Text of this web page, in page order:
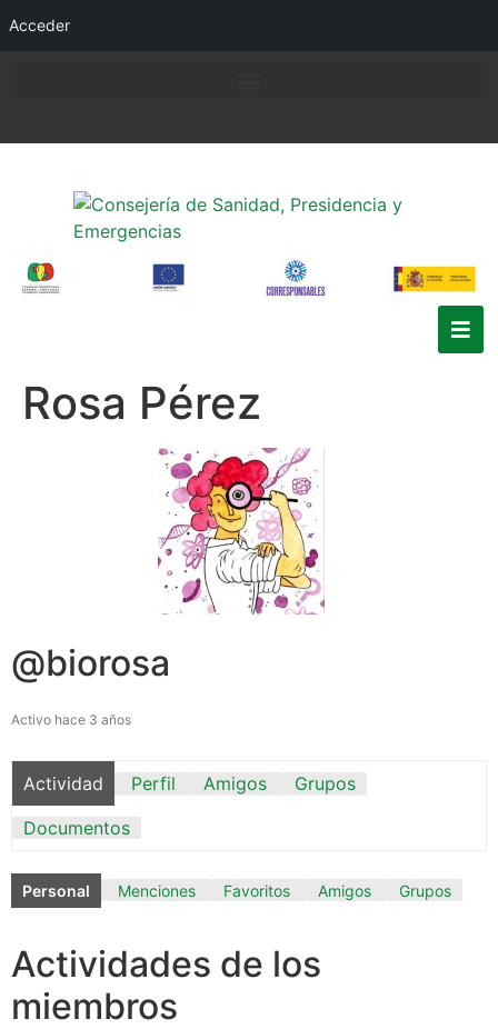
Acceder
Rosa Pérez
@biorosa
Activo hace 3 años
Actividad Perfil Amigos
Grupos
Documentos
Personal Menciones Favoritos Amigos Grupos
Actividades de los
miembros